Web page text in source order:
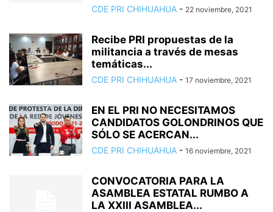
CDE PRI CHIHUAHUA - 22 noviembre, 2021
Recibe PRI propuestas de la
militancia a través de mesas
temáticas...
CDE PRI CHIHUAHUA - 17 noviembre, 2021
EN EL PRI NO NECESITAMOS
CANDIDATOS GOLONDRINOS QUE
SÓLO SE ACERCAN...
CDE PRI CHIHUAHUA - 16 noviembre, 2021
CONVOCATORIA PARA LA
ASAMBLEA ESTATAL RUMBO A
LA XXIII ASAMBLEA...